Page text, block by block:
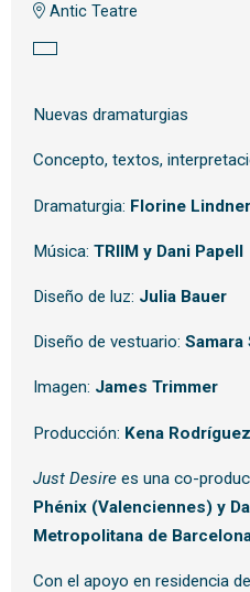
Antic Teatre
Nuevas dramaturgias
Concepto, textos,
Dramaturgia: Florine Lindner
Música: TRIIM y Dani Papell
Diseño de luz: Julia Bauer
Diseño de vestuario: Samara
Imagen: James Trimmer
Producción: Kena
Just Desirees una co-
Phénix (Valenciennes) y
Metropolitana de
Con el apoyo en residencia de